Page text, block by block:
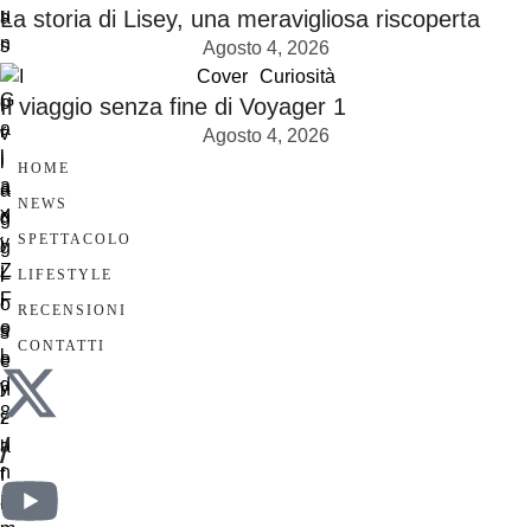
La storia di Lisey, una meravigliosa riscoperta
Agosto 4, 2026
Cover
Curiosità
Il viaggio senza fine di Voyager 1
Agosto 4, 2026
HOME
NEWS
SPETTACOLO
LIFESTYLE
RECENSIONI
CONTATTI
/